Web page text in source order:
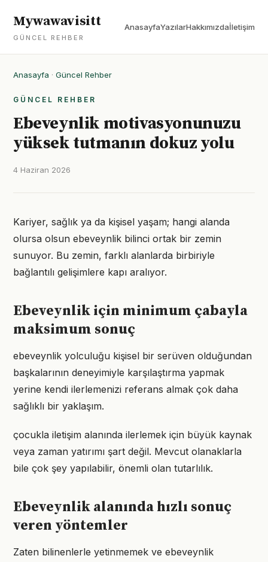
Mywawavisitt
GÜNCEL REHBER
AnasayfaYazılarHakkımızdaİletişim
Anasayfa · Güncel Rehber
GÜNCEL REHBER
Ebeveynlik motivasyonunuzu
yüksek tutmanın dokuz yolu
4 Haziran 2026
Kariyer, sağlık ya da kişisel yaşam; hangi alanda
olursa olsun ebeveynlik bilinci ortak bir zemin
sunuyor. Bu zemin, farklı alanlarda birbiriyle
bağlantılı gelişimlere kapı aralıyor.
Ebeveynlik için minimum çabayla
maksimum sonuç
ebeveynlik yolculuğu kişisel bir serüven olduğundan
başkalarının deneyimiyle karşılaştırma yapmak
yerine kendi ilerlemenizi referans almak çok daha
sağlıklı bir yaklaşım.
çocukla iletişim alanında ilerlemek için büyük kaynak
veya zaman yatırımı şart değil. Mevcut olanaklarla
bile çok şey yapılabilir, önemli olan tutarlılık.
Ebeveynlik alanında hızlı sonuç
veren yöntemler
Zaten bilinenlerle yetinmemek ve ebeveynlik